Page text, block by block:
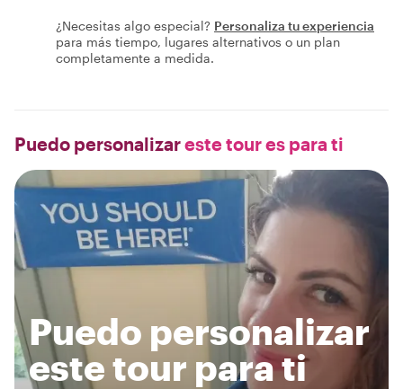
¿Necesitas algo especial? Personaliza tu experiencia
para más tiempo, lugares alternativos o un plan
completamente a medida.
Puedo personalizareste tour es para ti
Puedo personalizar
este tour para ti